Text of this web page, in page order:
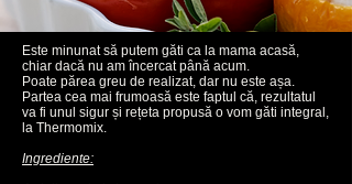
Este minunat să putem găti ca la mama acasă,
chiar dacă nu am încercat până acum.
Poate părea greu de realizat, dar nu este așa.
Partea cea mai frumoasă este faptul că, rezultatul
va fi unul sigur și rețeta propusă o vom găti integral,
la Thermomix.
Ingrediente: